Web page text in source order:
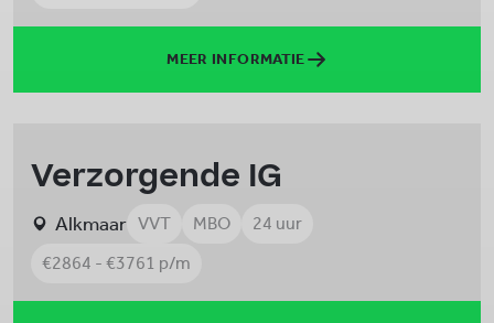
MEER INFORMATIE
Verzorgende IG
Alkmaar VVT MBO
24 uur
€2864 - €3761 p/m